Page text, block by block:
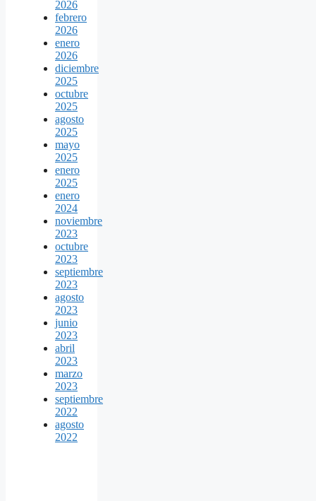
2026
febrero
2026
enero
2026
diciembre
2025
octubre
2025
agosto
2025
mayo
2025
enero
2025
enero
2024
noviembre
2023
octubre
2023
septiembre
2023
agosto
2023
junio
2023
abril
2023
marzo
2023
septiembre
2022
agosto
2022